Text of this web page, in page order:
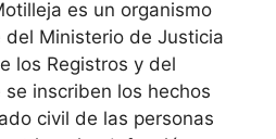
es un organismo
Ministerio de Justicia
los Registros y del
inscriben los hechos
civil de las personas